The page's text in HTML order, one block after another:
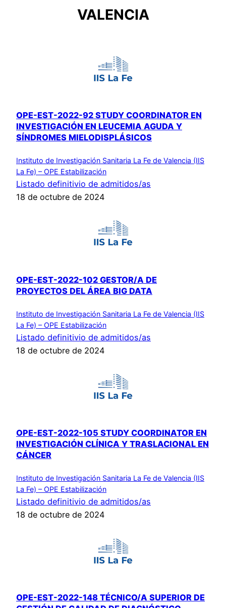
VALENCIA
OPE-EST-2022-92 STUDY COORDINATOR EN
INVESTIGACIÓN EN LEUCEMIA AGUDA Y
SÍNDROMES MIELODISPLÁSICOS
Instituto de Investigación Sanitaria La Fe de Valencia (IIS
La Fe) – OPE Estabilización
Listado definitivio de admitidos/as
18 de octubre de 2024
OPE-EST-2022-102 GESTOR/A DE
PROYECTOS DEL ÁREA BIG DATA
Instituto de Investigación Sanitaria La Fe de Valencia (IIS
La Fe) – OPE Estabilización
Listado definitivio de admitidos/as
18 de octubre de 2024
OPE-EST-2022-105 STUDY COORDINATOR EN
INVESTIGACIÓN CLÍNICA Y TRASLACIONAL EN
CÁNCER
Instituto de Investigación Sanitaria La Fe de Valencia (IIS
La Fe) – OPE Estabilización
Listado definitivio de admitidos/as
18 de octubre de 2024
OPE-EST-2022-148 TÉCNICO/A SUPERIOR DE